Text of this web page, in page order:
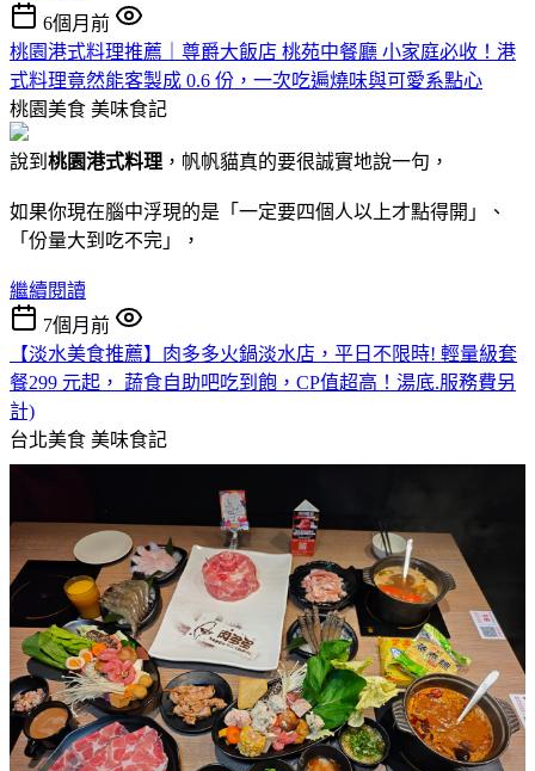
6個月前
桃園港式料理推薦｜尊爵大飯店 桃苑中餐廳 小家庭必收！港
式料理竟然能客製成 0.6 份，一次吃遍燒味與可愛系點心
桃園美食 美味食記
說到 桃園港式料理 ，帆帆貓真的要很誠實地說一句，
如果你現在腦中浮現的是「一定要四個人以上才點得開」、
「份量大到吃不完」，
繼續閱讀
7個月前
【淡水美食推薦】肉多多火鍋淡水店，平日不限時! 輕量級套
餐299 元起， 蔬食自助吧吃到飽，CP值超高！湯底.服務費另
計)
台北美食 美味食記